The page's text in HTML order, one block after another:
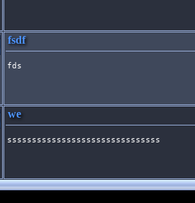
fsdf
fds
we
sssssssssssssssssssssssssssssss